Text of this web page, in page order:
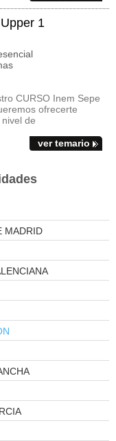
1
CURSO Inem Sepe
ofrecerte
de
ver temario
MADRID